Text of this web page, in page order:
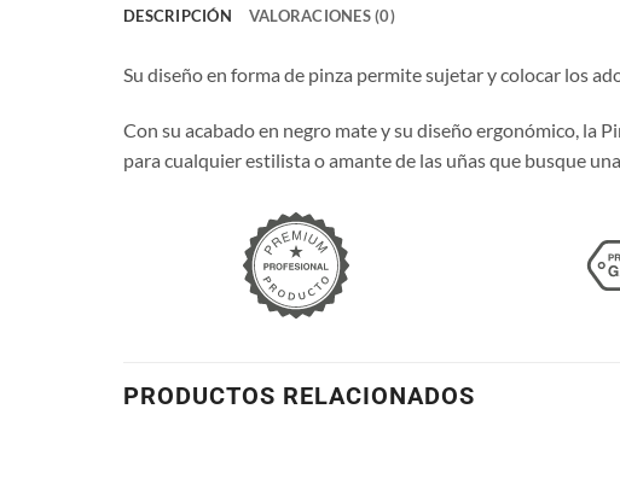
DESCRIPCIÓN VALORACIONES (0)
Su diseño en forma de pinza permite sujetar y colocar los
Con su acabado en negro mate y su diseño ergonómico, la
para cualquier estilista o amante de las uñas que busque
PRODUCTOS RELACIONADOS